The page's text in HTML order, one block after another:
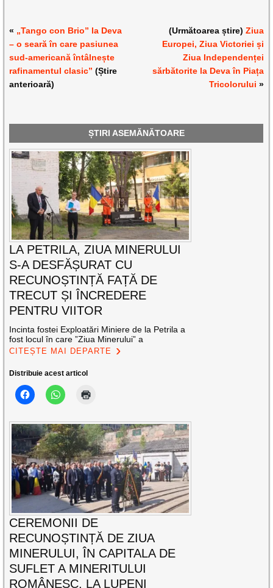
« „Tango con Brio” la Deva
– o seară în care pasiunea
sud-americană întâlnește
rafinamentul clasic” (Știre
anterioară)
(Următoarea știre) Ziua
Europei, Ziua Victoriei și
Ziua Independenței
sărbătorite la Deva în Piața
Tricolorului »
ȘTIRI ASEMĂNĂTOARE
LA PETRILA, ZIUA MINERULUI
S-A DESFĂȘURAT CU
RECUNOȘTINȚĂ FAȚĂ DE
TRECUT ȘI ÎNCREDERE
PENTRU VIITOR
Incinta fostei Exploatări Miniere de la Petrila a
fost locul în care ”Ziua Minerului” a
CITEȘTE MAI DEPARTE
Distribuie acest articol
CEREMONII DE
RECUNOȘTINȚĂ DE ZIUA
MINERULUI, ÎN CAPITALA DE
SUFLET A MINERITULUI
ROMÂNESC, LA LUPENI